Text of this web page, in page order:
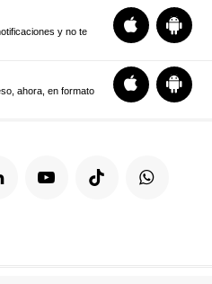
y no te
ahora, en formato